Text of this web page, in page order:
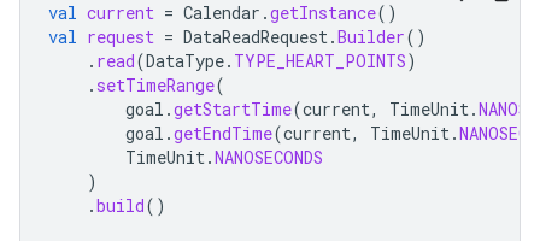
val current = Calendar .getInstance()
val request = DataReadRequest.Builder()
. read(DataType. TYPE_HEART_POINTS)
. setTimeRange(
goal .getStartTime(current, TimeUnit.
goal .getEndTime(current, TimeUnit.
TimeUnit.NANOSECONDS
)
.build()